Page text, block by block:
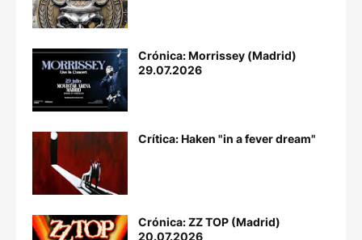
Crónica: Morrissey (Madrid)
29.07.2026
Crítica: Haken "in a fever dream"
Crónica: ZZ TOP (Madrid)
20.07.2026